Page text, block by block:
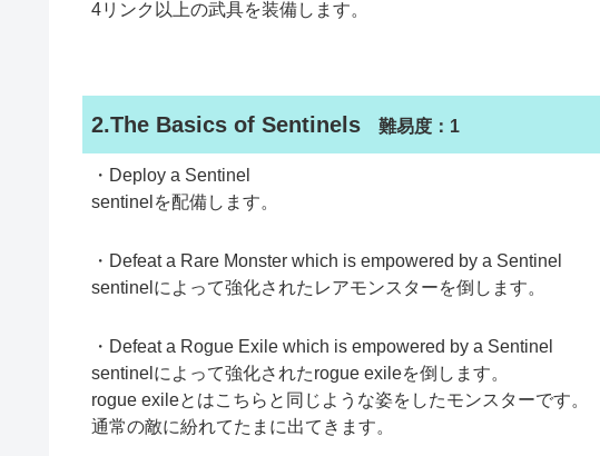
4リンク以上の武具を装備します。
2.The Basics of Sentinels 難易度：1
・Deploy a Sentinel
sentinelを配備します。
・Defeat a Rare Monster which is empowered by a Sentinel
sentinelによって強化されたレアモンスターを倒します。
・Defeat a Rogue Exile which is empowered by a Sentinel
sentinelによって強化されたrogue exileを倒します。
rogue exileとはこちらと同じような姿をしたモンスターです。
通常の敵に紛れてたまに出てきます。